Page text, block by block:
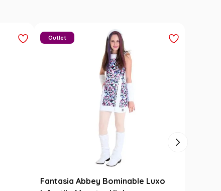
Fantasia Abbey Bominable Luxo
Outlet